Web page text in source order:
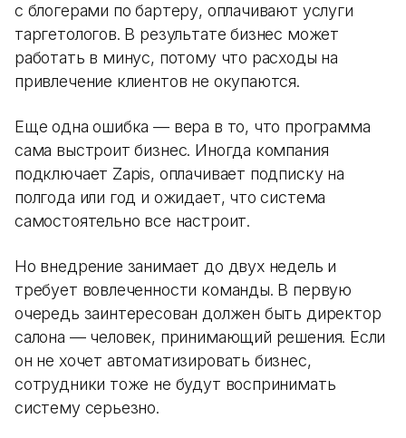
с блогерами по бартеру, оплачивают услуги
таргетологов. В результате бизнес может
работать в минус, потому что расходы на
привлечение клиентов не окупаются.
Еще одна ошибка — вера в то, что программа
сама выстроит бизнес. Иногда компания
подключает Zapis, оплачивает подписку на
полгода или год и ожидает, что система
самостоятельно все настроит.
Но внедрение занимает до двух недель и
требует вовлеченности команды. В первую
очередь заинтересован должен быть директор
салона — человек, принимающий решения. Если
он не хочет автоматизировать бизнес,
сотрудники тоже не будут воспринимать
систему серьезно.